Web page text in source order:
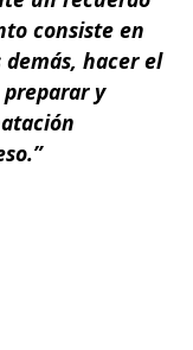
consiste en
hacer el
y